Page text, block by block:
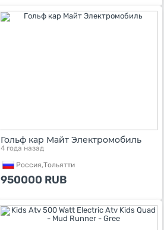
Гольф кар Майт Электромобиль
4 года назад
Россия,Тольятти
950000 RUB